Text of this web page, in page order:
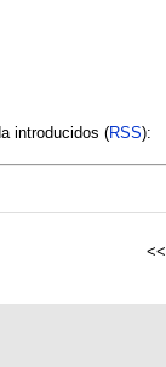
introducidos (RSS):
<<